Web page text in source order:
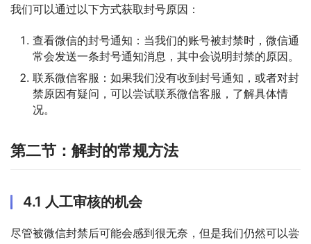
我们可以通过以下方式获取封号原因：
查看微信的封号通知：当我们的账号被封禁时，微信通
常会发送一条封号通知消息，其中会说明封禁的原因。
联系微信客服：如果我们没有收到封号通知，或者对封
禁原因有疑问，可以尝试联系微信客服，了解具体情
况。
第二节：解封的常规方法
4.1 人工审核的机会
尽管被微信封禁后可能会感到很无奈，但是我们仍然可以尝